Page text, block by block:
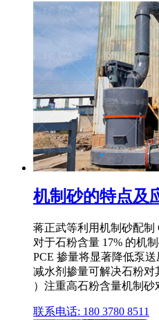
机制砂的特点及
蒋正武等利用机制砂配制
对于石粉含量 17% 的机
PCE 掺量将显著降低泵
减水剂掺量可解决石粉对
）注重高石粉含量机制砂
联系电话: 180 3780 8511